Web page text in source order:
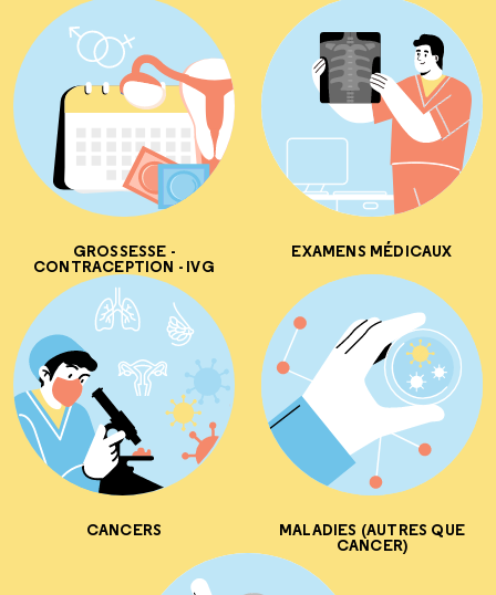
GROSSESSE -
CONTRACEPTION - IVG
EXAMENS MÉDICAUX
CANCERS MALADIES (AUTRES QUE
CANCER)